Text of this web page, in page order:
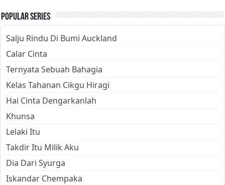
Popular Series
Salju Rindu Di Bumi Auckland
Calar Cinta
Ternyata Sebuah Bahagia
Kelas Tahanan Cikgu Hiragi
Hai Cinta Dengarkanlah
Khunsa
Lelaki Itu
Takdir Itu Milik Aku
Dia Dari Syurga
Iskandar Chempaka